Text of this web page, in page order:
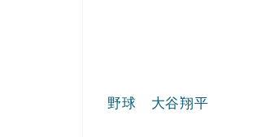
野球 大谷翔平